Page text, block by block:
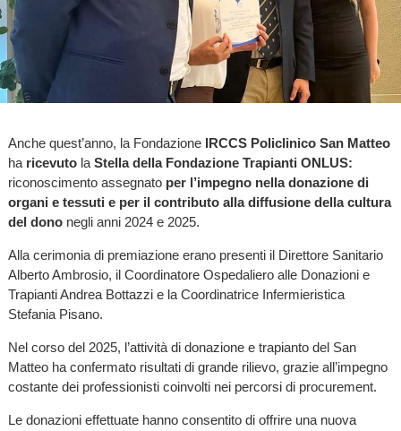
Anche quest’anno, la Fondazione IRCCS Policlinico San Matteo
ha ricevutola Stella della Fondazione Trapianti ONLUS:
riconoscimento assegnato per l’impegno nella donazione di
organi e tessuti e per il contributo alla diffusione della cultura
del dono negli anni 2024 e 2025.
Alla cerimonia di premiazione erano presenti il Direttore Sanitario
Alberto Ambrosio, il Coordinatore Ospedaliero alle Donazioni e
Trapianti Andrea Bottazzi e la Coordinatrice Infermieristica
Stefania Pisano.
Nel corso del 2025, l’attività di donazione e trapianto del San
Matteo ha confermato risultati di grande rilievo, grazie all’impegno
costante dei professionisti coinvolti nei percorsi di procurement.
Le donazioni effettuate hanno consentito di offrire una nuova